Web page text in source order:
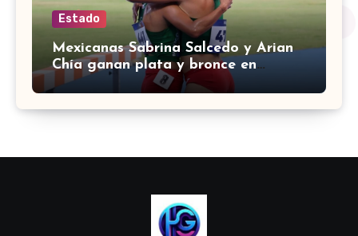
Estado
Mexicanas Sabrina Salcedo y Arian
Chía ganan plata y bronce en
3000m con obstáculos en
Centroamericanos 2026